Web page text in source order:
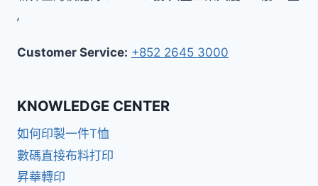
,
Customer Service: +852 2645 3000
KNOWLEDGE CENTER
如何印製一件T恤
數碼直接布料打印
昇華轉印